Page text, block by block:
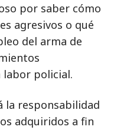
por saber cómo
agresivos o qué
del arma de
labor policial.
la responsabilidad
adquiridos a fin